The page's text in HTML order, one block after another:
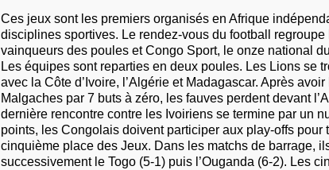
Ces jeux sont les premiers organisés en Afrique
disciplines sportives. Le rendez-vous du football regroupe
vainqueurs des poules et Congo Sport, le onze national
Les équipes sont reparties en deux poules. Les Lions se
avec la Côte d’Ivoire, l’Algérie et Madagascar. Après
Malgaches par 7 buts à zéro, les fauves perdent devant
dernière rencontre contre les Ivoiriens se termine par un
points, les Congolais doivent participer aux play-offs pour
cinquième place des Jeux. Dans les matchs de barrage,
successivement le Togo (5-1) puis l’Ouganda (6-2). Les